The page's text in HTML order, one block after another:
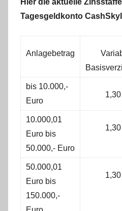
Tagesgeldkonto
Anlagebetrag
bis 10.000,-
Euro
10.000,01
Euro bis
50.000,- Euro
50.000,01
Euro bis
150.000,-